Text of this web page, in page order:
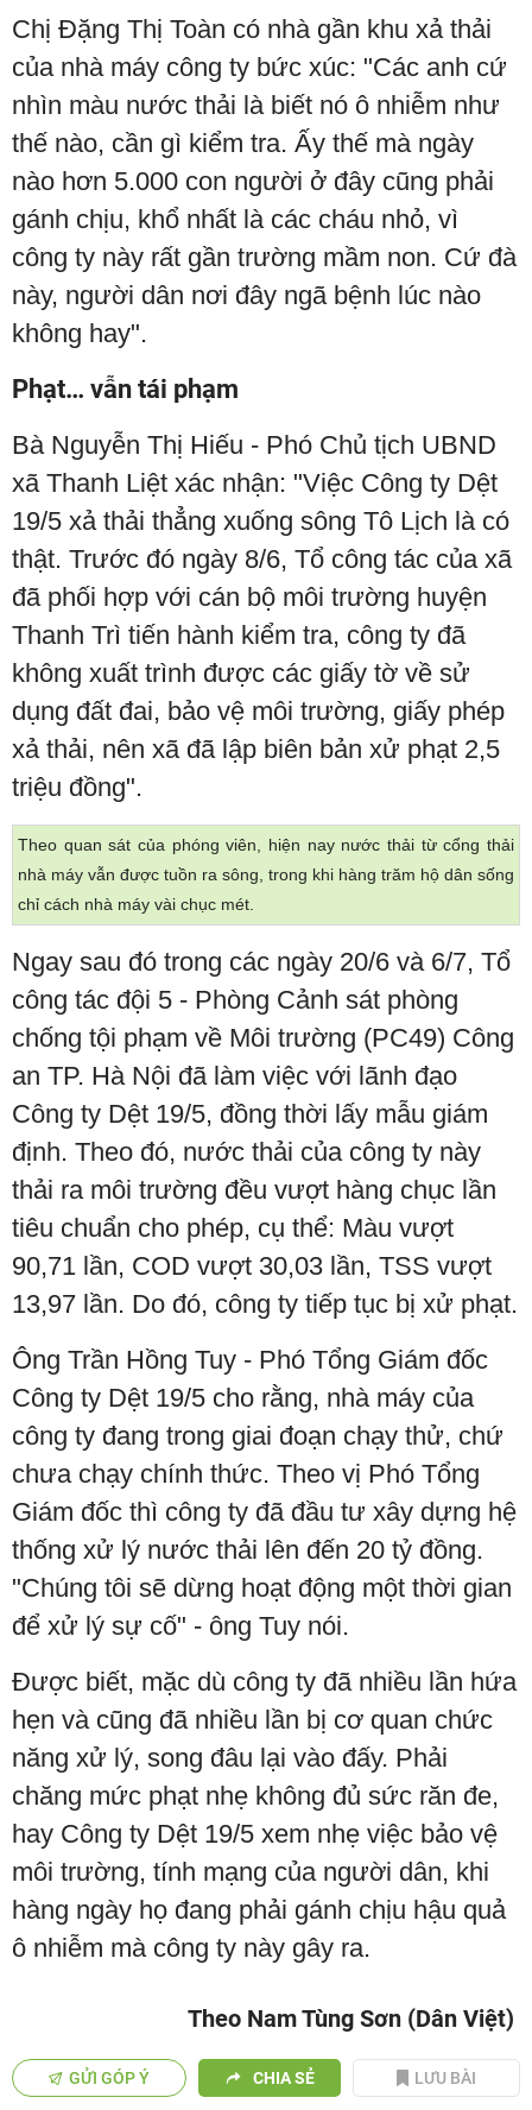
Chị Đặng Thị Toàn có nhà gần khu xả thải
của nhà máy công ty bức xúc: "Các anh cứ
nhìn màu nước thải là biết nó ô nhiễm như
thế nào, cần gì kiểm tra. Ấy thế mà ngày
nào hơn 5.000 con người ở đây cũng phải
gánh chịu, khổ nhất là các cháu nhỏ, vì
công ty này rất gần trường mầm non. Cứ đà
này, người dân nơi đây ngã bệnh lúc nào
không hay".
Phạt… vẫn tái phạm
Bà Nguyễn Thị Hiếu - Phó Chủ tịch UBND
xã Thanh Liệt xác nhận: "Việc Công ty Dệt
19/5 xả thải thẳng xuống sông Tô Lịch là có
thật. Trước đó ngày 8/6, Tổ công tác của xã
đã phối hợp với cán bộ môi trường huyện
Thanh Trì tiến hành kiểm tra, công ty đã
không xuất trình được các giấy tờ về sử
dụng đất đai, bảo vệ môi trường, giấy phép
xả thải, nên xã đã lập biên bản xử phạt 2,5
triệu đồng".
Theo quan sát của phóng viên, hiện nay nước thải từ cổng thải
nhà máy vẫn được tuồn ra sông, trong khi hàng trăm hộ dân sống
chỉ cách nhà máy vài chục mét.
Ngay sau đó trong các ngày 20/6 và 6/7, Tổ
công tác đội 5 - Phòng Cảnh sát phòng
chống tội phạm về Môi trường (PC49) Công
an TP. Hà Nội đã làm việc với lãnh đạo
Công ty Dệt 19/5, đồng thời lấy mẫu giám
định. Theo đó, nước thải của công ty này
thải ra môi trường đều vượt hàng chục lần
tiêu chuẩn cho phép, cụ thể: Màu vượt
90,71 lần, COD vượt 30,03 lần, TSS vượt
13,97 lần. Do đó, công ty tiếp tục bị xử phạt.
Ông Trần Hồng Tuy - Phó Tổng Giám đốc
Công ty Dệt 19/5 cho rằng, nhà máy của
công ty đang trong giai đoạn chạy thử, chứ
chưa chạy chính thức. Theo vị Phó Tổng
Giám đốc thì công ty đã đầu tư xây dựng hệ
thống xử lý nước thải lên đến 20 tỷ đồng.
"Chúng tôi sẽ dừng hoạt động một thời gian
để xử lý sự cố" - ông Tuy nói.
Được biết, mặc dù công ty đã nhiều lần hứa
hẹn và cũng đã nhiều lần bị cơ quan chức
năng xử lý, song đâu lại vào đấy. Phải
chăng mức phạt nhẹ không đủ sức răn đe,
hay Công ty Dệt 19/5 xem nhẹ việc bảo vệ
môi trường, tính mạng của người dân, khi
hàng ngày họ đang phải gánh chịu hậu quả
ô nhiễm mà công ty này gây ra.
Theo Nam Tùng Sơn (Dân Việt)
GỬI GÓP Ý CHIA SẺ LƯU BÀI